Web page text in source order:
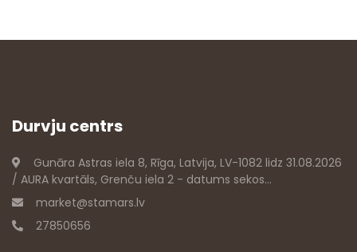
Durvju centrs
Gunāra Astras iela 8, Rīga, Latvija, LV-1082 lidz 31.08.2026
/ AURA kvartāls, Grenču iela 2 - datums sekos...
market@stamars.lv
27850656